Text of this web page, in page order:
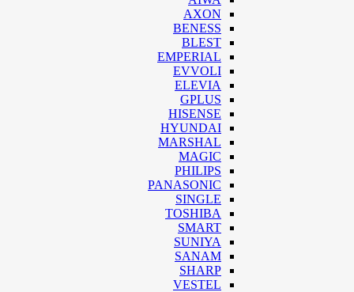
AXON
BENESS
BLEST
EMPERIAL
EVVOLI
ELEVIA
GPLUS
HISENSE
HYUNDAI
MARSHAL
MAGIC
PHILIPS
PANASONIC
SINGLE
TOSHIBA
SMART
SUNIYA
SANAM
SHARP
VESTEL